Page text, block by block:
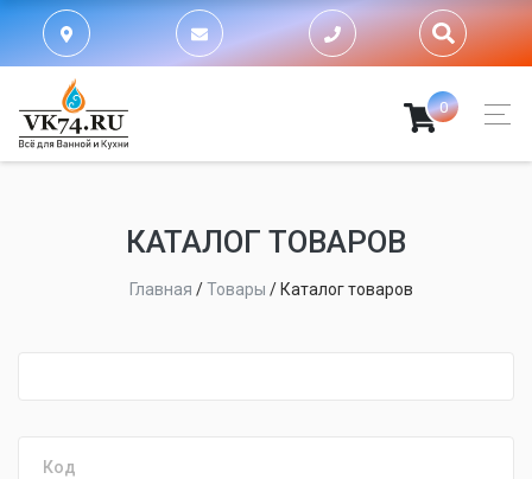
0
КАТАЛОГ ТОВАРОВ
Главная /Товары / Каталог товаров
Код